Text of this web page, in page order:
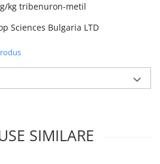
kg tribenuron-metil
Sciences Bulgaria LTD
SIMILARE